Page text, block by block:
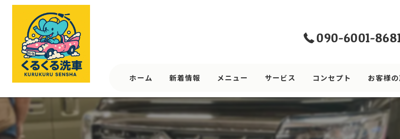
090-6001-
ホーム 新着情報 メニュー サービス コンセプト お客様